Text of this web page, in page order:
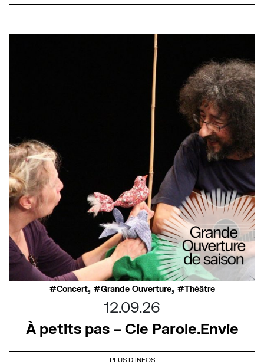
Concert, Grande Ouverture, Théâtre
12.09.26
À petits pas – Cie Parole.Envie
PLUS D'INFOS